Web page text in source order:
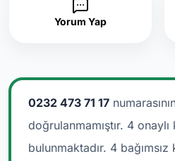
Yorum Yap
0232 473 71 17
doğrulanmamıştır. 4 onaylı
bulunmaktadır. 4